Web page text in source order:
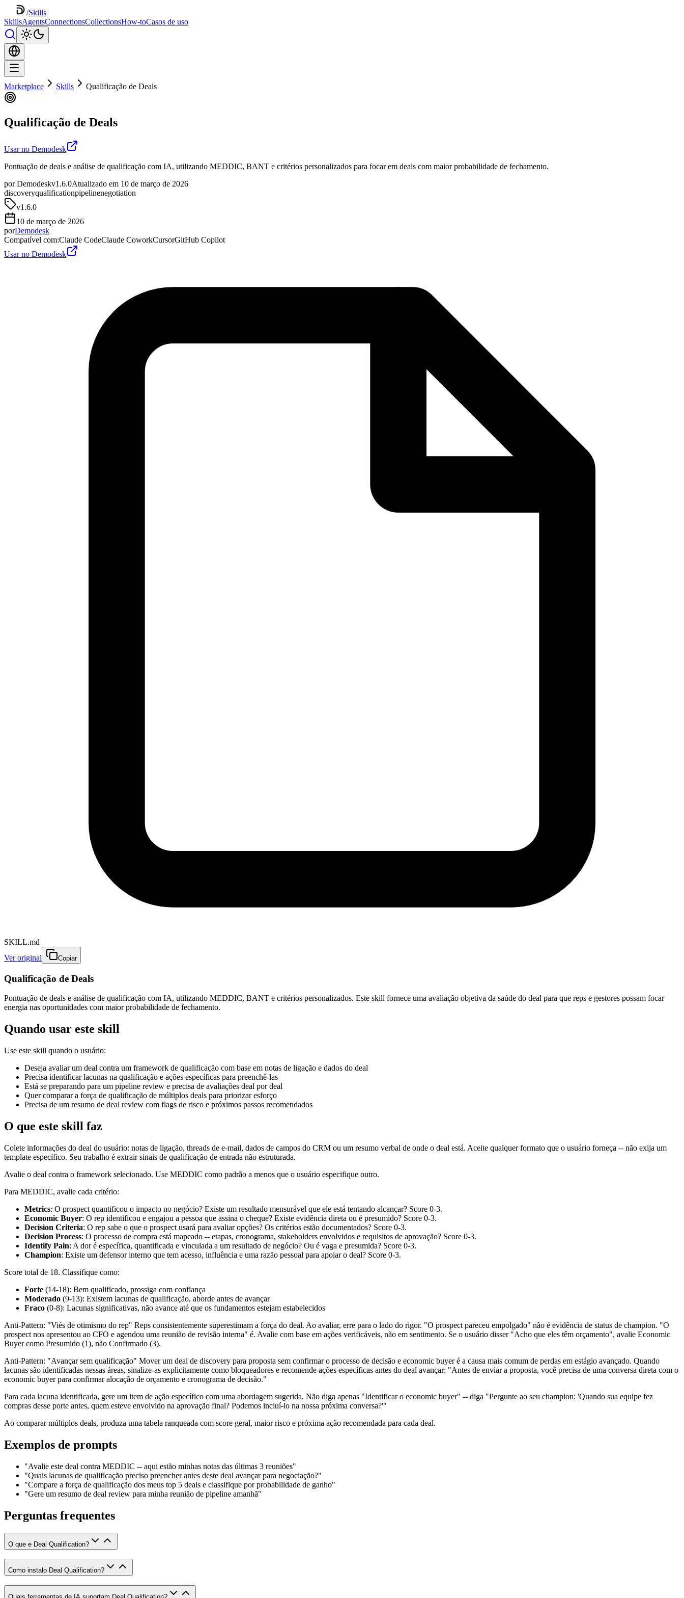
/Skills
SkillsAgentsConnectionsCollectionsHow-toCasos de uso
Marketplace Skills Qualificação de Deals
Qualificação de Deals
Usar no Demodesk
Pontuação de deals e análise de qualificação com IA, utilizando MEDDIC, BANT e critérios personalizados para focar em deals com maior probabilidade de fechamento.
por Demodeskv1.6.0Atualizado em 10 de março de 2026
discoveryqualificationpipelinenegotiation
v1.6.0
10 de março de 2026
porDemodesk
Compatível com:Claude CodeClaude CoworkCursorGitHub Copilot
Usar no Demodesk
SKILL.md
Ver original
Copiar
Qualificação de Deals
Pontuação de deals e análise de qualificação com IA, utilizando MEDDIC, BANT e critérios personalizados. Este skill fornece uma avaliação objetiva da saúde do deal para que reps e gestores possam focar
energia nas oportunidades com maior probabilidade de fechamento.
Quando usar este skill
Use este skill quando o usuário:
Deseja avaliar um deal contra um framework de qualificação com base em notas de ligação e dados do deal
Precisa identificar lacunas na qualificação e ações específicas para preenchê-las
Está se preparando para um pipeline review e precisa de avaliações deal por deal
Quer comparar a força de qualificação de múltiplos deals para priorizar esforço
Precisa de um resumo de deal review com flags de risco e próximos passos recomendados
O que este skill faz
Colete informações do deal do usuário: notas de ligação, threads de e-mail, dados de campos do CRM ou um resumo verbal de onde o deal está. Aceite qualquer formato que o usuário forneça -- não exija um
template específico. Seu trabalho é extrair sinais de qualificação de entrada não estruturada.
Avalie o deal contra o framework selecionado. Use MEDDIC como padrão a menos que o usuário especifique outro.
Para MEDDIC, avalie cada critério:
Metrics: O prospect quantificou o impacto no negócio? Existe um resultado mensurável que ele está tentando alcançar? Score 0-3.
Economic Buyer: O rep identificou e engajou a pessoa que assina o cheque? Existe evidência direta ou é presumido? Score 0-3.
Decision Criteria: O rep sabe o que o prospect usará para avaliar opções? Os critérios estão documentados? Score 0-3.
Decision Process: O processo de compra está mapeado -- etapas, cronograma, stakeholders envolvidos e requisitos de aprovação? Score 0-3.
Identify Pain: A dor é específica, quantificada e vinculada a um resultado de negócio? Ou é vaga e presumida? Score 0-3.
Champion: Existe um defensor interno que tem acesso, influência e uma razão pessoal para apoiar o deal? Score 0-3.
Score total de 18. Classifique como:
Forte (14-18): Bem qualificado, prossiga com confiança
Moderado (9-13): Existem lacunas de qualificação, aborde antes de avançar
Fraco (0-8): Lacunas significativas, não avance até que os fundamentos estejam estabelecidos
Anti-Pattern: "Viés de otimismo do rep" Reps consistentemente superestimam a força do deal. Ao avaliar, erre para o lado do rigor. "O prospect pareceu empolgado" não é evidência de status de champion. "O
prospect nos apresentou ao CFO e agendou uma reunião de revisão interna" é. Avalie com base em ações verificáveis, não em sentimento. Se o usuário disser "Acho que eles têm orçamento", avalie Economic
Buyer como Presumido (1), não Confirmado (3).
Anti-Pattern: "Avançar sem qualificação" Mover um deal de discovery para proposta sem confirmar o processo de decisão e economic buyer é a causa mais comum de perdas em estágio avançado. Quando
lacunas são identificadas nessas áreas, sinalize-as explicitamente como bloqueadores e recomende ações específicas antes do deal avançar: "Antes de enviar a proposta, você precisa de uma conversa direta com o
economic buyer para confirmar alocação de orçamento e cronograma de decisão."
Para cada lacuna identificada, gere um item de ação específico com uma abordagem sugerida. Não diga apenas "Identificar o economic buyer" -- diga "Pergunte ao seu champion: 'Quando sua equipe fez
compras desse porte antes, quem esteve envolvido na aprovação final? Podemos incluí-lo na nossa próxima conversa?'"
Ao comparar múltiplos deals, produza uma tabela ranqueada com score geral, maior risco e próxima ação recomendada para cada deal.
Exemplos de prompts
"Avalie este deal contra MEDDIC -- aqui estão minhas notas das últimas 3 reuniões"
"Quais lacunas de qualificação preciso preencher antes deste deal avançar para negociação?"
"Compare a força de qualificação dos meus top 5 deals e classifique por probabilidade de ganho"
"Gere um resumo de deal review para minha reunião de pipeline amanhã"
Perguntas frequentes
O que e Deal Qualification?
Como instalo Deal Qualification?